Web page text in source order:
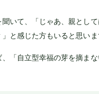
聞いて、「じゃあ、親とし
と感じた方もいると思いま
「自立型幸福の芽を摘まな